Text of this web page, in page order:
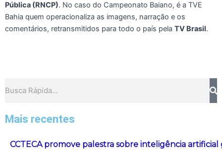
Pública (RNCP). No caso do Campeonato Baiano, é a TVE
Bahia quem operacionaliza as imagens, narração e os
comentários, retransmitidos para todo o país pela TV Brasil.
Mais recentes
CCTECA promove palestra sobre inteligência